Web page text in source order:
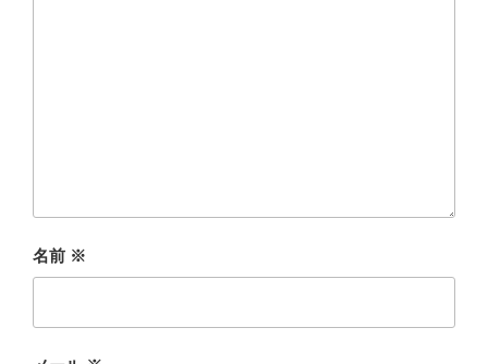
名前 ※